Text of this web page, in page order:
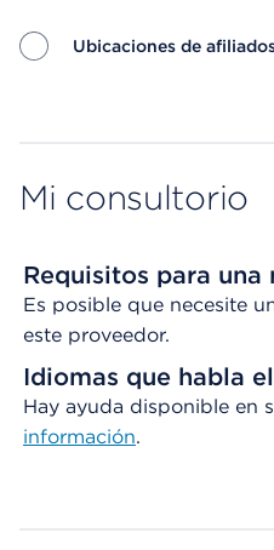
Ubicaciones de
Mi consultorio
Requisitos para una
Es posible que necesite
este proveedor.
Idiomas que habla
Hay ayuda disponible en
información.